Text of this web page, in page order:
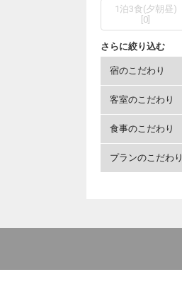
1泊3食(夕朝昼)
0
さらに絞り込む
宿のこだわり
客室のこだわり
食事のこだわり
プランのこだわり